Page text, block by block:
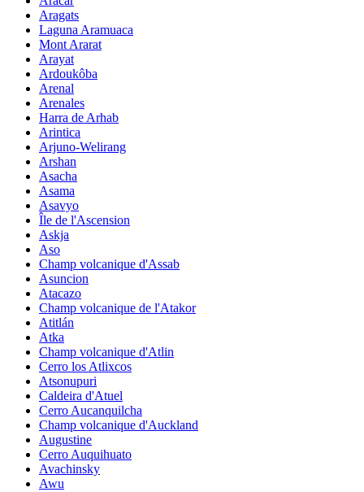
Aragats
Laguna Aramuaca
Mont Ararat
Arayat
Ardoukôba
Arenal
Arenales
Harra de Arhab
Arintica
Arjuno-Welirang
Arshan
Asacha
Asama
Asavyo
Île de l'Ascension
Askja
Aso
Champ volcanique d'Assab
Asuncion
Atacazo
Champ volcanique de l'Atakor
Atitlán
Atka
Champ volcanique d'Atlin
Cerro los Atlixcos
Atsonupuri
Caldeira d'Atuel
Cerro Aucanquilcha
Champ volcanique d'Auckland
Augustine
Cerro Auquihuato
Avachinsky
Awu